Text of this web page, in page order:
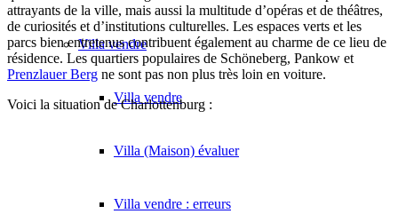
Villavendre
Villa vendre
Villa (Maison) évaluer
Villa vendre : erreurs
attrayants de la ville, mais aussi la multitude d’opéras et de théâtres,
de curiosités et d’institutions culturelles. Les espaces verts et les
parcs bien entretenus contribuent également au charme de ce lieu de
résidence. Les quartiers populaires de Schöneberg, Pankow et
Prenzlauer Berg ne sont pas non plus très loin en voiture.
Voici la situation de Charlottenburg :